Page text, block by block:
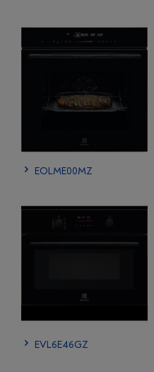
EOLME00MZ
EVL6E46GZ